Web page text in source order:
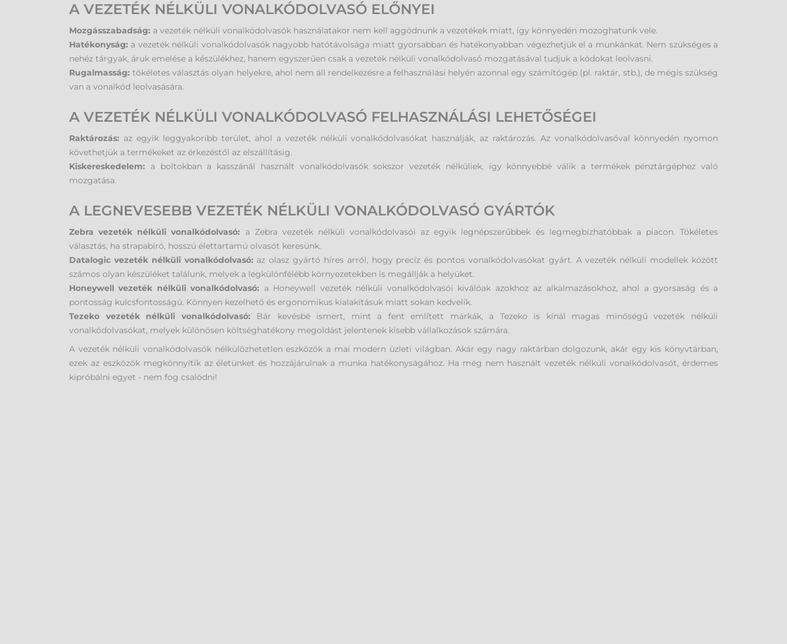
A VEZETÉK NÉLKÜLI VONALKÓDOLVASÓ ELŐNYEI
Mozgásszabadság: a vezeték nélküli vonalkódolvasók használatakor nem kell aggódnunk a vezetékek miatt, így könnyedén mozoghatunk vele.
Hatékonyság: a vezeték nélküli vonalkódolvasók nagyobb hatótávolsága miatt gyorsabban és hatékonyabban végezhetjük el a munkánkat. Nem szükséges a
nehéz tárgyak, áruk emelése a készülékhez, hanem egyszerűen csak a vezeték nélküli vonalkódolvasó mozgatásával tudjuk a kódokat leolvasni.
Rugalmasság: tökéletes választás olyan helyekre, ahol nem áll rendelkezésre a felhasználási helyén azonnal egy számítógép (pl. raktár, stb.), de mégis szükség
van a vonalkód leolvasására.
A VEZETÉK NÉLKÜLI VONALKÓDOLVASÓ FELHASZNÁLÁSI LEHETŐSÉGEI
Raktározás: az egyik leggyakoribb terület, ahol a vezeték nélküli vonalkódolvasókat használják, az raktározás. Az vonalkódolvasóval könnyedén nyomon
követhetjük a termékeket az érkezéstől az elszállításig.
Kiskereskedelem: a boltokban a kasszánál használt vonalkódolvasók sokszor vezeték nélküliek, így könnyebbé válik a termékek pénztárgéphez való
mozgatása.
A LEGNEVESEBB VEZETÉK NÉLKÜLI VONALKÓDOLVASÓ GYÁRTÓK
Zebra vezeték nélküli vonalkódolvasó: a Zebra vezeték nélküli vonalkódolvasói az egyik legnépszerűbbek és legmegbízhatóbbak a piacon. Tökéletes
választás, ha strapabíró, hosszú élettartamú olvasót keresünk.
Datalogic vezeték nélküli vonalkódolvasó: az olasz gyártó híres arról, hogy precíz és pontos vonalkódolvasókat gyárt. A vezeték nélküli modellek között
számos olyan készüléket találunk, melyek a legkülönfélébb környezetekben is megállják a helyüket.
Honeywell vezeték nélküli vonalkódolvasó: a Honeywell vezeték nélküli vonalkódolvasói kiválóak azokhoz az alkalmazásokhoz, ahol a gyorsaság és a
pontosság kulcsfontosságú. Könnyen kezelhető és ergonomikus kialakításuk miatt sokan kedvelik.
Tezeko vezeték nélküli vonalkódolvasó: Bár kevésbé ismert, mint a fent említett márkák, a Tezeko is kínál magas minőségű vezeték nélküli
vonalkódolvasókat, melyek különösen költséghatékony megoldást jelentenek kisebb vállalkozások számára.
A vezeték nélküli vonalkódolvasók nélkülözhetetlen eszközök a mai modern üzleti világban. Akár egy nagy raktárban dolgozunk, akár egy kis könyvtárban,
ezek az eszközök megkönnyítik az életünket és hozzájárulnak a munka hatékonyságához. Ha még nem használt vezeték nélküli vonalkódolvasót, érdemes
kipróbálni egyet - nem fog csalódni!